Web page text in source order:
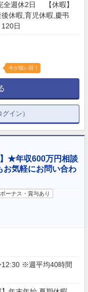
全週休2日 【休暇】
休暇,育児休暇,慶弔
日
今が狙い目！
イン）
】★年収600万円相談
お気軽にお問い合わ
ボーナス・賞与あり
12:30 ※週平均40時間